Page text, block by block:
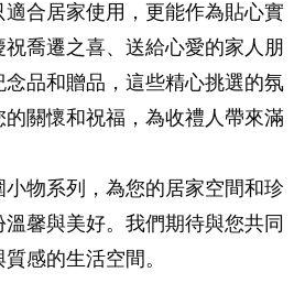
合居家使用，更能作為貼心實
喬遷之喜、送給心愛的家人朋
品和贈品，這些精心挑選的氛
的關懷和祝福，為收禮人帶來滿
物系列，為您的居家空間和珍
馨與美好。我們期待與您共同
感的生活空間。